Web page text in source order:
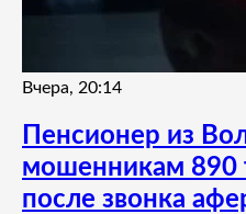
Вчера, 20:14
Пенсионер из
мошенникам 890
после звонка